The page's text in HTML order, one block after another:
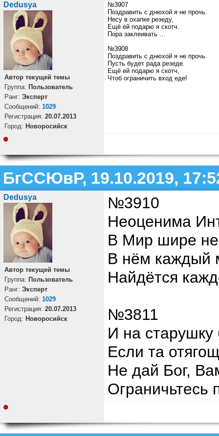
Dedusya
Автор текущей темы
Группа: Пользователь
Ранг: Эксперт
Cообщений: 1029
Регистрация: 20.07.2013
Город: Новоросийск
№3907
Поздравить с днюхой я не прочь.
Несу в охапке резеду,
Ещё ей подарю я скотч.
Пора заклеивать …
№3908
Поздравить с днюхой я не прочь.
Пусть будет рада резеде.
Ещё ей подарю я скотч,
Чтоб ограничить вход еде!
БгССЮвР, 19.10.2019,
Dedusya
Автор текущей темы
Группа: Пользователь
Ранг: Эксперт
Cообщений: 1029
Регистрация: 20.07.2013
Город: Новоросийск
№3910
Неоценима
В Мир шире
В нём каждый
Найдётся
№3811
И на старушку
Если та
Не дай Бог,
Ограничьтесь